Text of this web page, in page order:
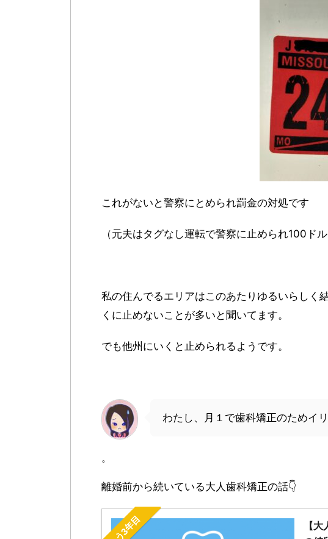
これがないと警察にとめられ罰金の対処です
（元夫はタグなし運転で警察に止められ100ド
私の住んでるエリアはこのあたりゆるいらしく
くに止めないことが多いと聞いてます。
でも他州にいくと止められるようです。
わたし、月１で歯科矯正のためイ
。
離婚前から続いている大人歯科矯正の話👇
もう3年目
【